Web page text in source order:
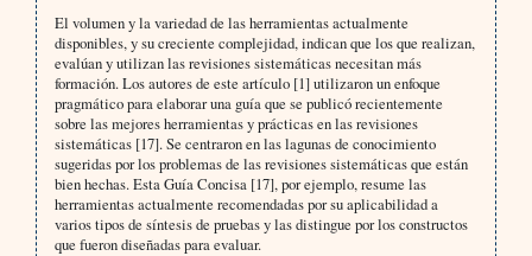
El volumen y la variedad de las herramientas actualmente
disponibles, y su creciente complejidad, indican que los que realizan,
evalúan y utilizan las revisiones sistemáticas necesitan más
formación. Los autores de este artículo [1] utilizaron un enfoque
pragmático para elaborar una guía que se publicó recientemente
sobre las mejores herramientas y prácticas en las revisiones
sistemáticas [17]. Se centraron en las lagunas de conocimiento
sugeridas por los problemas de las revisiones sistemáticas que están
bien hechas. Esta Guía Concisa [17], por ejemplo, resume las
herramientas actualmente recomendadas por su aplicabilidad a
varios tipos de síntesis de pruebas y las distingue por los constructos
que fueron diseñadas para evaluar.